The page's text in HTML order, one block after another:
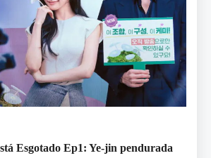
Esgotado Ep1: Ye-jin pendurada